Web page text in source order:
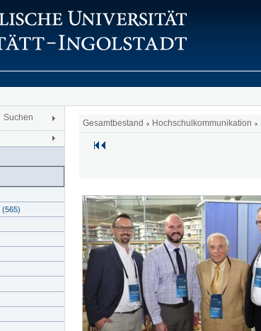
(565)
Gesamtbestand Hochschulkommunikation